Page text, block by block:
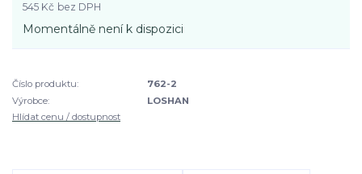
545 Kč bez DPH
Momentálně není k dispozici
Číslo produktu:
762-2
Výrobce:
LOSHAN
Hlídat cenu / dostupnost